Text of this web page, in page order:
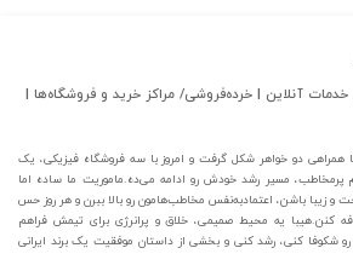
آنلاین | خرده‌فروشی/ مراکز خرید و فروشگاه‌ها |
دو خواهر شکل گرفت و امروز با سه فروشگاه فیزیکی، یک
پرمخاطب، مسیر رشد خودش رو ادامه می‌ده.ماموریت ما ساده اما
و زیبا باشن، اعتمادبه‌نفس مخاطب‌هامون رو بالا ببرن و هر روز حس
کنن.هیبا یه محیط صمیمی، خلاق و پرانرژی برای تیمش فراهم
شکوفا کنی، رشد کنی و بخشی از داستان موفقیت یک برند ایرانی